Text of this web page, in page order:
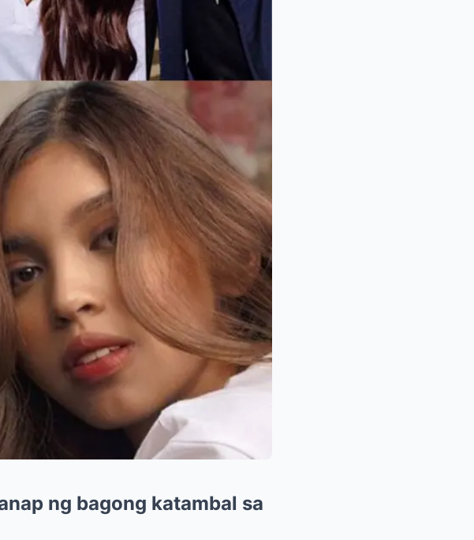
ng bagong katambal sa